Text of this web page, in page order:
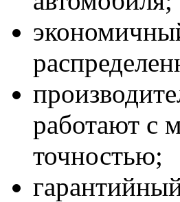
работают с
точностью;